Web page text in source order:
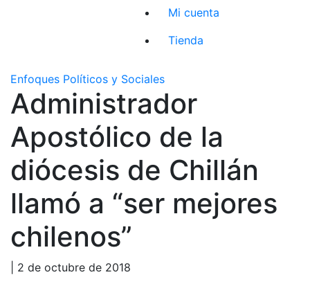
Mi cuenta
Tienda
Enfoques Políticos y Sociales
Administrador
Apostólico de la
diócesis de Chillán
llamó a “ser mejores
chilenos”
| 2 de octubre de 2018